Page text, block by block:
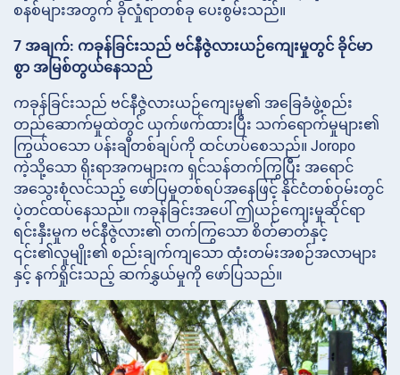
စနစ်များအတွက် ခိုလှုံရာတစ်ခု ပေးစွမ်းသည်။
7 အချက်: ကခုန်ခြင်းသည် ဗင်နီဇွဲလားယဉ်ကျေးမှုတွင် ခိုင်မာ
စွာ အမြစ်တွယ်နေသည်
ကခုန်ခြင်းသည် ဗင်နီဇွဲလားယဉ်ကျေးမှု၏ အခြေခံဖွဲ့စည်း
တည်ဆောက်မှုထဲတွင် ယှက်ဖက်ထားပြီး သက်ရောက်မှုများ၏
ကြွယ်ဝသော ပန်းချီတစ်ချပ်ကို ထင်ဟပ်စေသည်။ Joropo
ကဲ့သို့သော ရိုးရာအကများက ရှင်သန်တက်ကြွပြီး အရောင်
အသွေးစုံလင်သည့် ဖော်ပြမှုတစ်ရပ်အနေဖြင့် နိုင်ငံတစ်ဝှမ်းတွင်
ပဲ့တင်ထပ်နေသည်။ ကခုန်ခြင်းအပေါ် ဤယဉ်ကျေးမှုဆိုင်ရာ
ရင်းနှီးမှုက ဗင်နီဇွဲလား၏ တက်ကြွသော စိတ်ဓာတ်နှင့်
၎င်း၏လူမျိုး၏ စည်းချက်ကျသော ထုံးတမ်းအစဉ်အလာများ
နှင့် နက်ရှိုင်းသည့် ဆက်နွှယ်မှုကို ဖော်ပြသည်။